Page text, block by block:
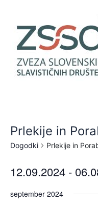
content
Prlekije in
Dogodki Prlekije in
12.09.2024 -
datum.
september 2024